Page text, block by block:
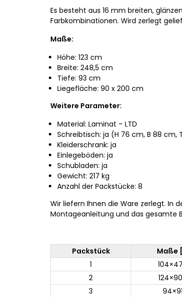
Es besteht aus 16 mm breiten,
Farbkombinationen. Wird zerlegt
Maße:
Höhe: 123 cm
Breite: 248,5 cm
Tiefe: 93 cm
Liegefläche: 90 x 200 cm
Weitere Parameter:
Material: Laminat –⁠⁠⁠⁠⁠⁠ LTD
Schreibtisch: ja (H 76 cm, B 88 cm,
Kleiderschrank: ja
Einlegeböden: ja
Schubladen: ja
Gewicht: 217 kg
Anzahl der Packstücke: 8
Wir liefern Ihnen die Ware zerlegt. In
Montageanleitung und das gesamte
Packstück Maße
1
2
3